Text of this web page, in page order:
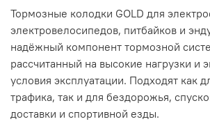
Тормозные колодки GOLD для
электровелосипедов, питбайков и
надёжный компонент тормозной
рассчитанный на высокие нагрузки и
условия эксплуатации. Подходят как
трафика, так и для бездорожья,
доставки и спортивной езды.